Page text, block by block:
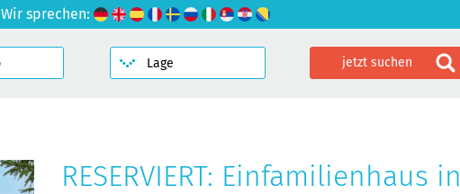
Wir sprechen:
RESERVIERT: Einfamilienhaus in